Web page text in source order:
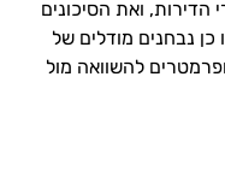
ואת הסיכונים
נבחנים מודלים של
להשוואה מול